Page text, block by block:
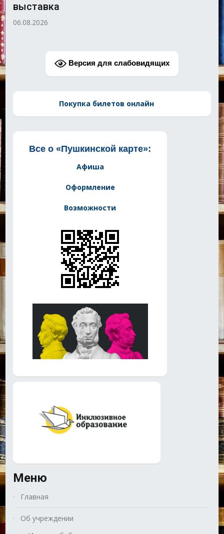
выставка
06.08.2026
Версия для слабовидящих
Покупка билетов онлайн
Все о «Пушкинской карте»:
Афиша
Оформление
Возможности
Меню
Главная
Об учреждении